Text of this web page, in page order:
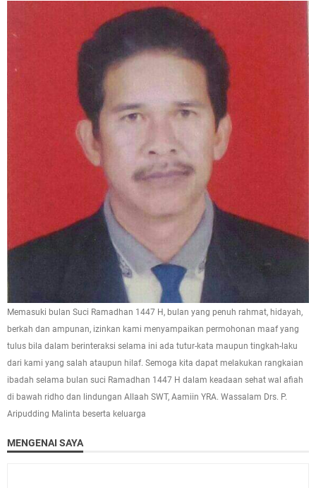
Memasuki bulan Suci Ramadhan 1447 H, bulan yang penuh rahmat, hidayah,
berkah dan ampunan, izinkan kami menyampaikan permohonan maaf yang
tulus bila dalam berinteraksi selama ini ada tutur-kata maupun tingkah-laku
dari kami yang salah ataupun hilaf. Semoga kita dapat melakukan rangkaian
ibadah selama bulan suci Ramadhan 1447 H dalam keadaan sehat wal afiah
di bawah ridho dan lindungan Allaah SWT, Aamiin YRA. Wassalam Drs. P.
Aripudding Malinta beserta keluarga
MENGENAI SAYA